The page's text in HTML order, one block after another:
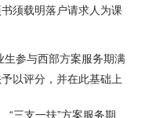
须载明落户请求人为课
生参与西部方案服务期满
以评分，并在此基础上
“三支一扶”方案服务期